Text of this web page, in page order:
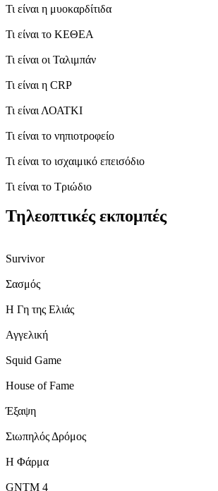
Τι είναι η μυοκαρδίτιδα
Τι είναι το ΚΕΘΕΑ
Τι είναι οι Ταλιμπάν
Τι είναι η CRP
Τι είναι ΛΟΑΤΚΙ
Τι είναι το νηπιοτροφείο
Τι είναι το ισχαιμικό επεισόδιο
Τι είναι το Tριώδιο
Τηλεοπτικές εκπομπές
Survivor
Σασμός
H Γη της Ελιάς
Αγγελική
Squid Game
House of Fame
Έξαψη
Σιωπηλός Δρόμος
Η Φάρμα
GNTM 4